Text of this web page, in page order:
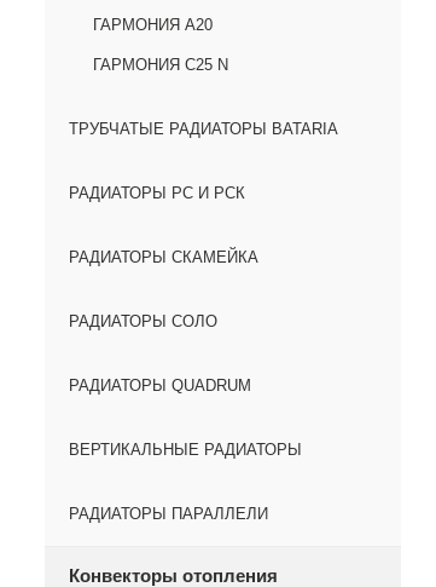
ГАРМОНИЯ А20
ГАРМОНИЯ С25 N
ТРУБЧАТЫЕ РАДИАТОРЫ BATARIA
РАДИАТОРЫ РС И РСК
РАДИАТОРЫ СКАМЕЙКА
РАДИАТОРЫ СОЛО
РАДИАТОРЫ QUADRUM
ВЕРТИКАЛЬНЫЕ РАДИАТОРЫ
РАДИАТОРЫ ПАРАЛЛЕЛИ
Конвекторы отопления